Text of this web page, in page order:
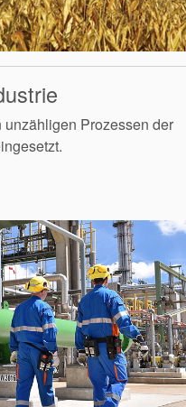
Prozessen der